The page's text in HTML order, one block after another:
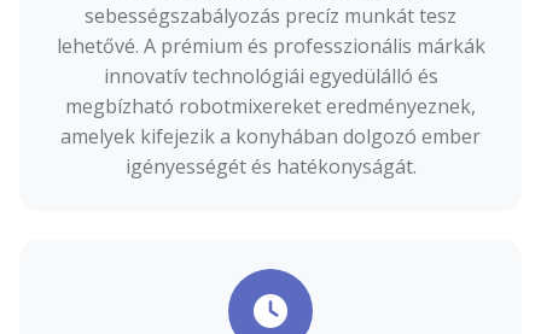
sebességszabályozás precíz munkát tesz
lehetővé. A prémium és professzionális márkák
innovatív technológiái egyedülálló és
megbízható robotmixereket eredményeznek,
amelyek kifejezik a konyhában dolgozó ember
igényességét és hatékonyságát.